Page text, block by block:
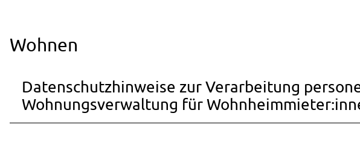
Wohnen
Datenschutzhinweise zur Verarbeitung
Wohnungsverwaltung für